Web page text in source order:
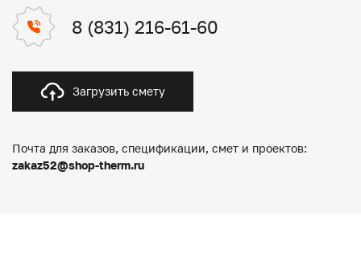
8 (831) 216-61-60
Загрузить смету
Почта для заказов, спецификации, смет и проектов:
zakaz52@shop-therm.ru